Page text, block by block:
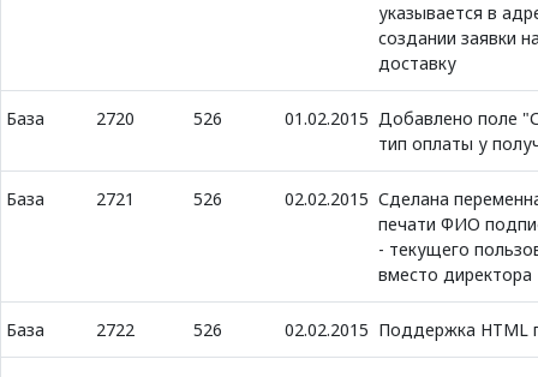
указывается в
создании заявки
доставку
База 2720 526 01.02.2015 Добавлено поле
тип оплаты у
База 2721 526 02.02.2015 Сделана
печати ФИО
- текущего
вместо директора
База 2722 526 02.02.2015 Поддержка HTML